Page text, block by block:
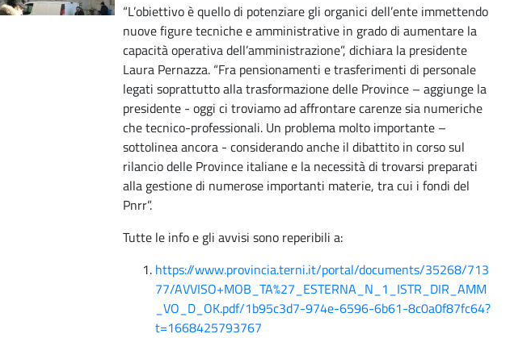
“L’obiettivo è quello di potenziare gli organici dell’ente immettendo
nuove figure tecniche e amministrative in grado di aumentare la
capacità operativa dell’amministrazione”, dichiara la presidente
Laura Pernazza. “Fra pensionamenti e trasferimenti di personale
legati soprattutto alla trasformazione delle Province – aggiunge la
presidente - oggi ci troviamo ad affrontare carenze sia numeriche
che tecnico-professionali. Un problema molto importante –
sottolinea ancora - considerando anche il dibattito in corso sul
rilancio delle Province italiane e la necessità di trovarsi preparati
alla gestione di numerose importanti materie, tra cui i fondi del
Pnrr”.
Tutte le info e gli avvisi sono reperibili a:
https://www.provincia.terni.it/portal/documents/35268/713
77/AVVISO+MOB_TA%27_ESTERNA_N_1_ISTR_DIR_AMM
_VO_D_OK.pdf/1b95c3d7-974e-6596-6b61-8c0a0f87fc64?
t=1668425793767